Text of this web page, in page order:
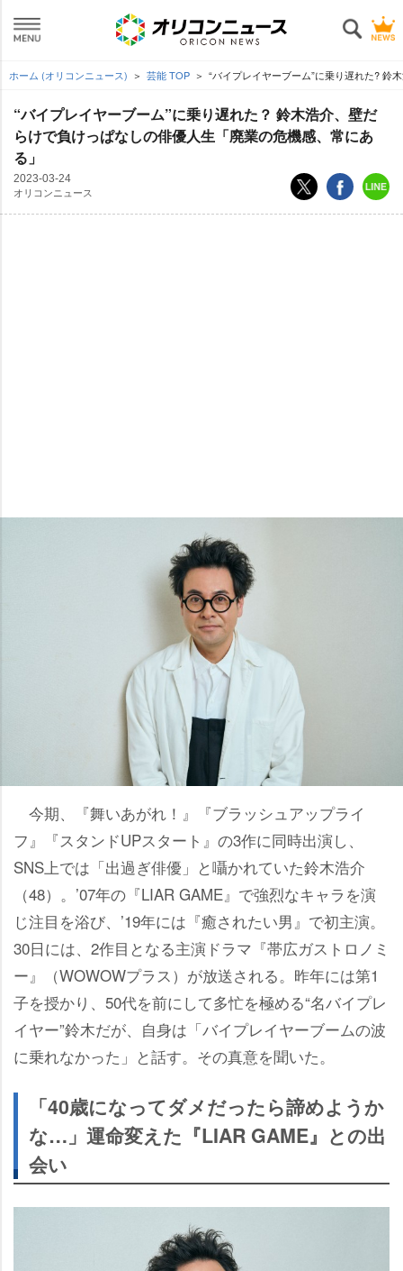
ホーム (オリコンニュース) 芸能 TOP “バイプレイヤーブーム”に乗り遅れた? 鈴
“バイプレイヤーブーム”に乗り遅れた？ 鈴木浩介、壁だ
らけで負けっぱなしの俳優人生「廃業の危機感、常にあ
る」
2023-03-24
オリコンニュース
今期、『舞いあがれ！』『ブラッシュアップライ
フ』『スタンドUPスタート』の3作に同時出演し、
SNS上では「出過ぎ俳優」と囁かれていた鈴木浩介
（48）。’07年の『LIAR GAME』で強烈なキャラを演
じ注目を浴び、’19年には『癒されたい男』で初主演。
30日には、2作目となる主演ドラマ『帯広ガストロノミ
ー』（WOWOWプラス）が放送される。昨年には第1
子を授かり、50代を前にして多忙を極める“名バイプレ
イヤー”鈴木だが、自身は「バイプレイヤーブームの波
に乗れなかった」と話す。その真意を聞いた。
「40歳になってダメだったら諦めようか
な…」運命変えた『LIAR GAME』との出
会い